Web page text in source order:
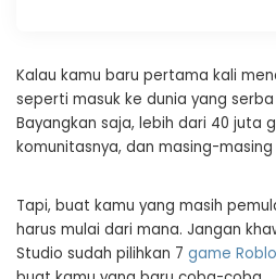
Kalau kamu baru pertama kali
seperti masuk ke dunia yang
Bayangkan saja, lebih dari 40 juta
komunitasnya, dan masing-
Tapi, buat kamu yang masih
harus mulai dari mana. Jangan
Studio sudah pilihkan 7 game